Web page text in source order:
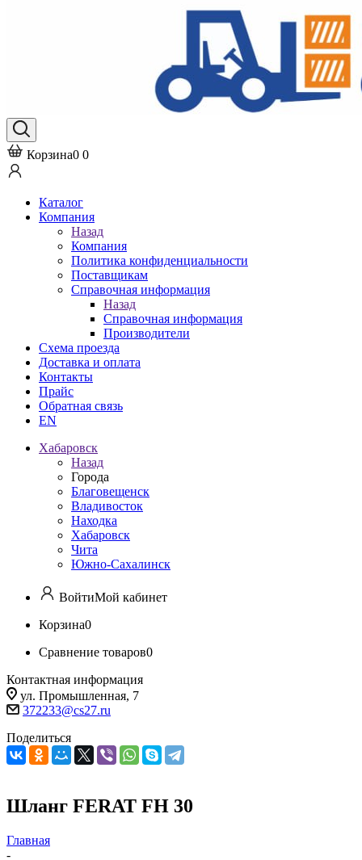
Корзина0 0
Каталог
Компания
Назад
Компания
Политика конфиденциальности
Поставщикам
Справочная информация
Назад
Справочная информация
Производители
Схема проезда
Доставка и оплата
Контакты
Прайс
Обратная связь
EN
Хабаровск
Назад
Города
Благовещенск
Владивосток
Находка
Хабаровск
Чита
Южно-Сахалинск
ВойтиМой кабинет
Корзина0
Сравнение товаров0
Контактная информация
ул. Промышленная, 7
372233@cs27.ru
Поделиться
Шланг FERAT FH 30
Главная
-